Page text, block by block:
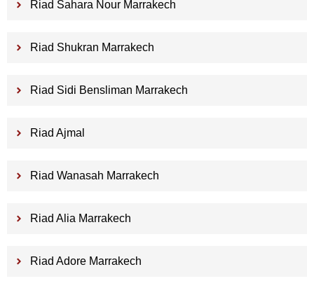
Riad Sahara Nour Marrakech
Riad Shukran Marrakech
Riad Sidi Bensliman Marrakech
Riad Ajmal
Riad Wanasah Marrakech
Riad Alia Marrakech
Riad Adore Marrakech